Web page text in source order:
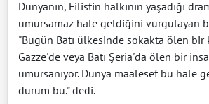
Dünyanın, Filistin halkının yaşadığı
umursamaz hale geldiğini vurgulayan
"Bugün Batı ülkesinde sokakta ölen bir
Gazze'de veya Batı Şeria'da ölen bir
umursanıyor. Dünya maalesef bu hale
durum bu." dedi.